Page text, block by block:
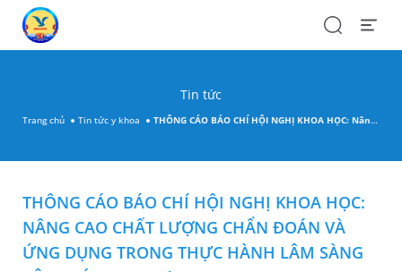
SearchOpen
Tin tức
Trang chủ Tin tức y khoa THÔNG CÁO BÁO CHÍ HỘI NGHỊ KHOA HỌC: Nâng cao chất lượng chẩn đoán và ứng dụng trong thực hành lâm sàng bệnh lý ung thư
THÔNG CÁO BÁO CHÍ HỘI NGHỊ KHOA HỌC:
NÂNG CAO CHẤT LƯỢNG CHẨN ĐOÁN VÀ
ỨNG DỤNG TRONG THỰC HÀNH LÂM SÀNG